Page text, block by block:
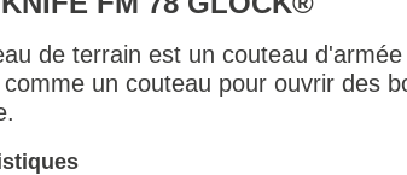
de terrain est un couteau
un couteau pour ouvrir des